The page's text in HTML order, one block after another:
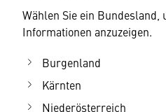
Wählen Sie ein Bundesland,
Informationen anzuzeigen.
Burgenland
Kärnten
Niederösterreich